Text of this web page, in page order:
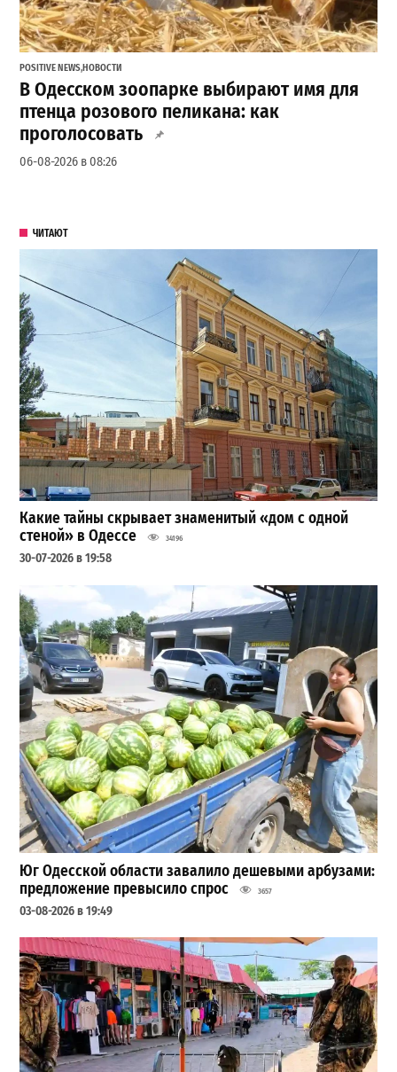
POSITIVE NEWS,НОВОСТИ
В Одесском зоопарке выбирают имя для
птенца розового пеликана: как
проголосовать
06-08-2026 в 08:26
ЧИТАЮТ
Какие тайны скрывает знаменитый «дом с одной
стеной» в Одессе
34196
30-07-2026 в 19:58
Юг Одесской области завалило дешевыми арбузами:
предложение превысило спрос
3657
03-08-2026 в 19:49